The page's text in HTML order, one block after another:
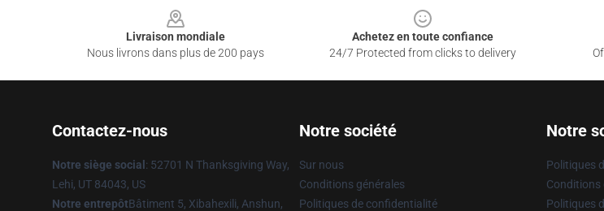
Livraison mondiale
Nous livrons dans plus de 200 pays
Achetez en toute confiance
24/7 Protected from clicks to delivery
Contactez-nous
Notre siège social : 52701 N Thanksgiving Way,
Lehi, UT 84043, US
Notre entrepôtBâtiment 5, Xibahexili, Anshun,
Notre société
Sur nous
Conditions générales
Politiques de confidentialité
Notre
Politiques
Conditions
Politiques